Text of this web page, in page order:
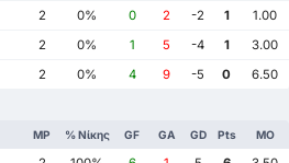
2 0% 0 2 -2 1
1.00
2 0% 1 5 -4 1
3.00
2 0% 4 9 -5 0 6.50
MP % Νίκης GF GA GD Pts ΜΟ